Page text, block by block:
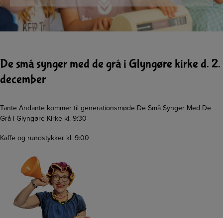
De små synger med de grå i Glyngøre kirke d. 2.
december
Tante Andante kommer til generationsmøde De Små Synger Med De
Grå i Glyngøre Kirke kl. 9:30
Kaffe og rundstykker kl. 9:00